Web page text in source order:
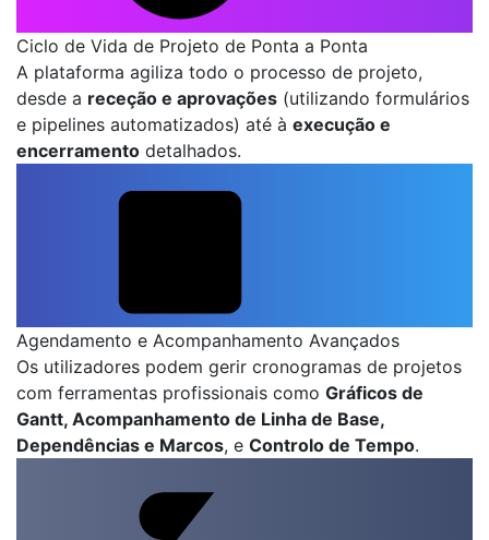
Ciclo de Vida de Projeto de Ponta a Ponta
A plataforma agiliza todo o processo de projeto,
desde a receção e aprovações (utilizando formulários
e pipelines automatizados) até à execução e
encerramento detalhados.
Agendamento e Acompanhamento Avançados
Os utilizadores podem gerir cronogramas de projetos
com ferramentas profissionais como Gráficos de
Gantt, Acompanhamento de Linha de Base,
Dependências e Marcos, e Controlo de Tempo.